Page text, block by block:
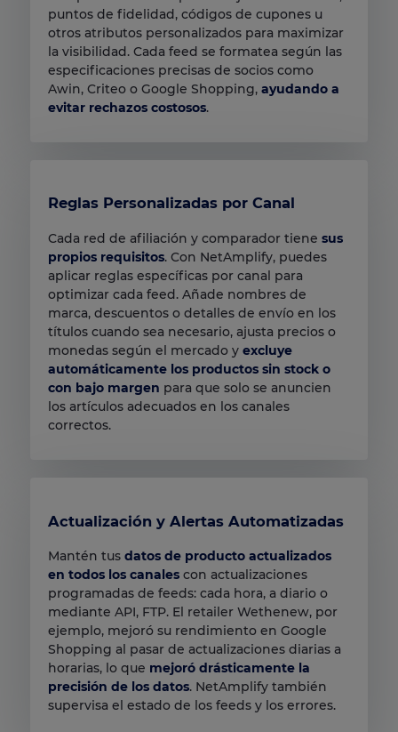
puntos de fidelidad, códigos de cupones u
otros atributos personalizados para maximizar
la visibilidad. Cada feed se formatea según las
especificaciones precisas de socios como
Awin, Criteo o Google Shopping, ayudando a
evitar rechazos costosos.
Reglas Personalizadas por Canal
Cada red de afiliación y comparador tiene sus
propios requisitos. Con NetAmplify, puedes
aplicar reglas específicas por canal para
optimizar cada feed. Añade nombres de
marca, descuentos o detalles de envío en los
títulos cuando sea necesario, ajusta precios o
monedas según el mercado y excluye
automáticamente los productos sin stock o
con bajo margen para que solo se anuncien
los artículos adecuados en los canales
correctos.
Actualización y Alertas Automatizadas
Mantén tus datos de producto actualizados
en todos los canales con actualizaciones
programadas de feeds: cada hora, a diario o
mediante API, FTP. El retailer Wethenew, por
ejemplo, mejoró su rendimiento en Google
Shopping al pasar de actualizaciones diarias a
horarias, lo que mejoró drásticamente la
precisión de los datos. NetAmplify también
supervisa el estado de los feeds y los errores.